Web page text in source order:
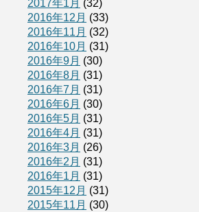
2017年1月 (32)
2016年12月 (33)
2016年11月 (32)
2016年10月 (31)
2016年9月 (30)
2016年8月 (31)
2016年7月 (31)
2016年6月 (30)
2016年5月 (31)
2016年4月 (31)
2016年3月 (26)
2016年2月 (31)
2016年1月 (31)
2015年12月 (31)
2015年11月 (30)